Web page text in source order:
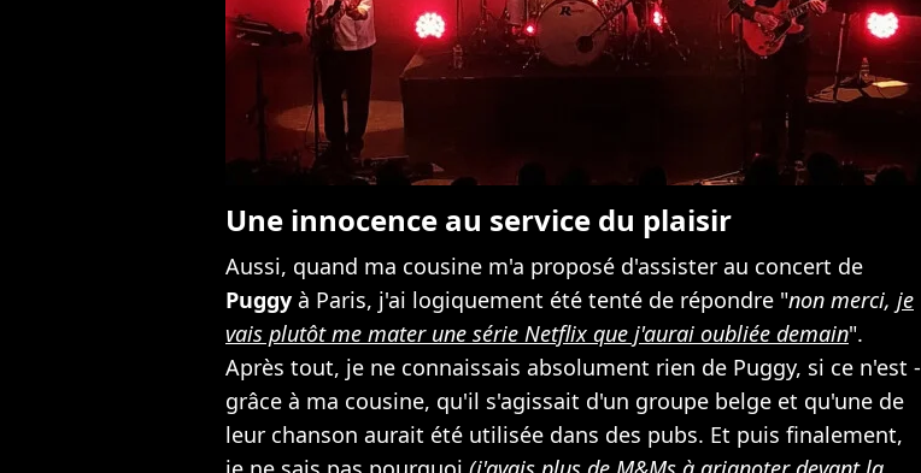
Une innocence au service du plaisir
Aussi, quand ma cousine m'a proposé d'assister au concert de
Puggy à Paris, j'ai logiquement été tenté de répondre "non merci, je
vais plutôt me mater une série Netflix que j'aurai oubliée demain".
Après tout, je ne connaissais absolument rien de Puggy, si ce n'est -
grâce à ma cousine, qu'il s'agissait d'un groupe belge et qu'une de
leur chanson aurait été utilisée dans des pubs. Et puis finalement,